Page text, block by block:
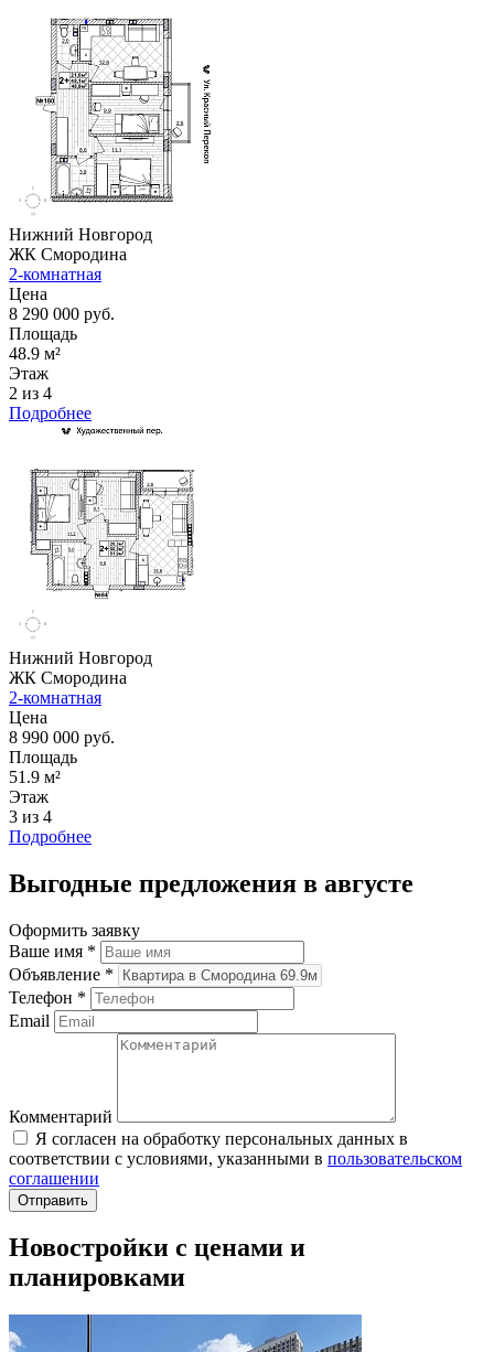
Нижний Новгород
ЖК Смородина
2-комнатная
Цена
8 290 000 руб.
Площадь
48.9 м²
Этаж
2 из 4
Подробнее
Нижний Новгород
ЖК Смородина
2-комнатная
Цена
8 990 000 руб.
Площадь
51.9 м²
Этаж
3 из 4
Подробнее
Выгодные предложения в августе
Оформить заявку
Ваше имя *
Объявление *
Телефон *
Email
Комментарий
Я согласен на обработку персональных данных в
соответствии с условиями, указанными в пользовательском
соглашении
Новостройки с ценами и
планировками